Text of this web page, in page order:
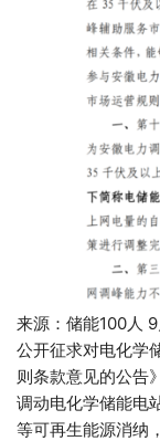
来源：储能100人
公开征求对电化学
则条款意见的公告
调动电化学储能电
等可再生能源消纳